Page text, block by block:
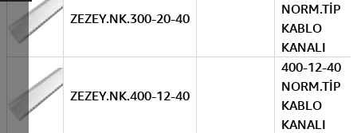
ZEZEY.NK.300-20-40
NORM.TİP
KABLO
KANALI
ZEZEY.NK.400-12-40
400-12-40
NORM.TİP
KABLO
KANALI